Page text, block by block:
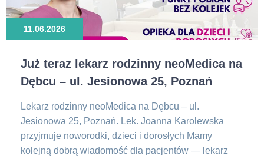
11.06.2026
Już teraz lekarz rodzinny neoMedica na
Dębcu – ul. Jesionowa 25, Poznań
Lekarz rodzinny neoMedica na Dębcu – ul.
Jesionowa 25, Poznań. Lek. Joanna Karolewska
przyjmuje noworodki, dzieci i dorosłych Mamy
kolejną dobrą wiadomość dla pacjentów — lekarz